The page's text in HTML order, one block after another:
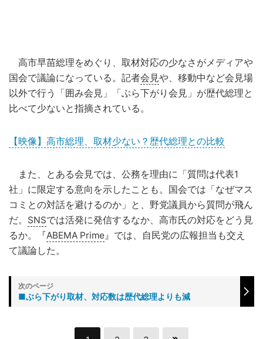
高市早苗総理をめぐり、取材対応の少なさがメディアや
国会で議論になっている。記者会見や、移動中など会見場
以外で行う「囲み会見」「ぶら下がり会見」が歴代総理と
比べて少ないと指摘されている。
【映像】高市総理、取材少ない？歴代総理との比較
また、とある会見では、公務を理由に「質問は代表1
社」に限定する意向を示したことも。国会では「なぜマス
コミとの対話を避けるのか」と、野党議員から質問が飛ん
だ。 SNSでは活発に発信するなか、高市氏の対応をどう見
るか。『ABEMA Prime』では、自民党の広報担当も交え
て議論した。
■ぶら下がり取材、対応数は歴代総理よりも減